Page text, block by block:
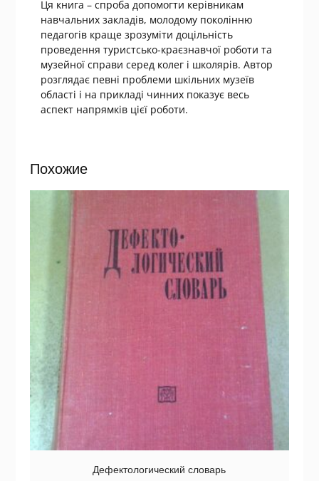
Ця книга – спроба допомогти керівникам
навчальних закладів, молодому поколінню
педагогів краще зрозуміти доцільність
проведення туристсько-краєзнавчої роботи та
музейної справи серед колег і школярів. Автор
розглядає певні проблеми шкільних музеїв
області і на прикладі чинних показує весь
аспект напрямків цієї роботи.
Похожие
Дефектологический словарь